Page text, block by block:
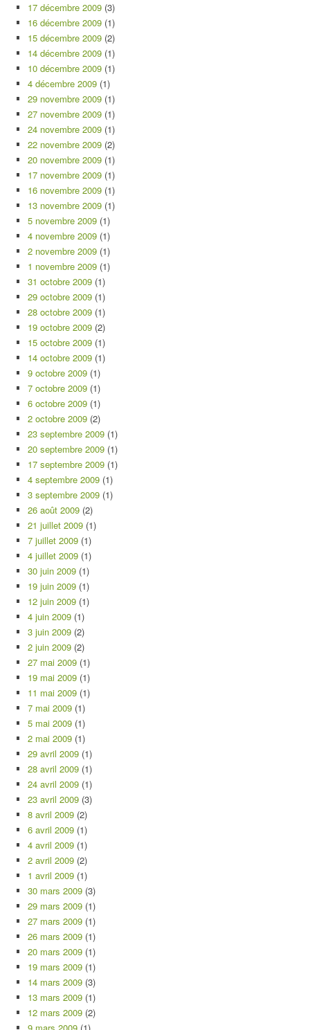
17 décembre 2009 (3)
16 décembre 2009 (1)
15 décembre 2009 (2)
14 décembre 2009 (1)
10 décembre 2009 (1)
4 décembre 2009 (1)
29 novembre 2009 (1)
27 novembre 2009 (1)
24 novembre 2009 (1)
22 novembre 2009 (2)
20 novembre 2009 (1)
17 novembre 2009 (1)
16 novembre 2009 (1)
13 novembre 2009 (1)
5 novembre 2009 (1)
4 novembre 2009 (1)
2 novembre 2009 (1)
1 novembre 2009 (1)
31 octobre 2009 (1)
29 octobre 2009 (1)
28 octobre 2009 (1)
19 octobre 2009 (2)
15 octobre 2009 (1)
14 octobre 2009 (1)
9 octobre 2009 (1)
7 octobre 2009 (1)
6 octobre 2009 (1)
2 octobre 2009 (2)
23 septembre 2009 (1)
20 septembre 2009 (1)
17 septembre 2009 (1)
4 septembre 2009 (1)
3 septembre 2009 (1)
26 août 2009 (2)
21 juillet 2009 (1)
7 juillet 2009 (1)
4 juillet 2009 (1)
30 juin 2009 (1)
19 juin 2009 (1)
12 juin 2009 (1)
4 juin 2009 (1)
3 juin 2009 (2)
2 juin 2009 (2)
27 mai 2009 (1)
19 mai 2009 (1)
11 mai 2009 (1)
7 mai 2009 (1)
5 mai 2009 (1)
2 mai 2009 (1)
29 avril 2009 (1)
28 avril 2009 (1)
24 avril 2009 (1)
23 avril 2009 (3)
8 avril 2009 (2)
6 avril 2009 (1)
4 avril 2009 (1)
2 avril 2009 (2)
1 avril 2009 (1)
30 mars 2009 (3)
29 mars 2009 (1)
27 mars 2009 (1)
26 mars 2009 (1)
20 mars 2009 (1)
19 mars 2009 (1)
14 mars 2009 (3)
13 mars 2009 (1)
12 mars 2009 (2)